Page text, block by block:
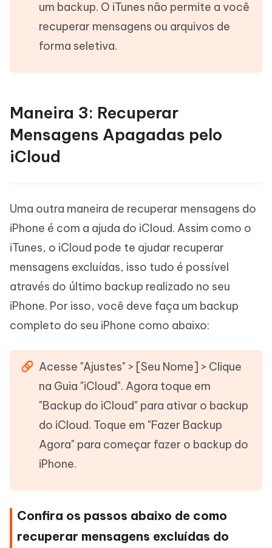
um backup. O iTunes não permite a você
recuperar mensagens ou arquivos de
forma seletiva.
Maneira 3: Recuperar
Mensagens Apagadas pelo
iCloud
Uma outra maneira de recuperar mensagens do
iPhone é com a ajuda do iCloud. Assim como o
iTunes, o iCloud pode te ajudar recuperar
mensagens excluídas, isso tudo é possível
através do último backup realizado no seu
iPhone. Por isso, você deve faça um backup
completo do seu iPhone como abaixo:
Acesse "Ajustes" > [Seu Nome] > Clique
na Guia "iCloud". Agora toque em
"Backup do iCloud" para ativar o backup
do iCloud. Toque em "Fazer Backup
Agora" para começar fazer o backup do
iPhone.
Confira os passos abaixo de como
recuperar mensagens excluídas do